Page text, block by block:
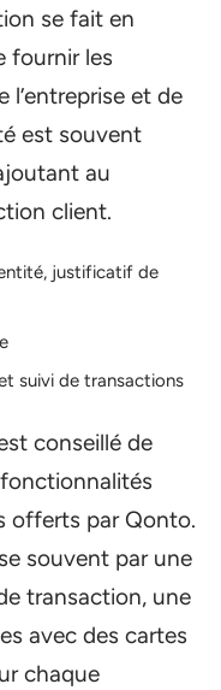
se fait en
fournir les
l’entreprise et de
est souvent
au
client.
justificatif de
suivi de transactions
conseillé de
offerts par Qonto.
souvent par une
transaction, une
avec des cartes
chaque